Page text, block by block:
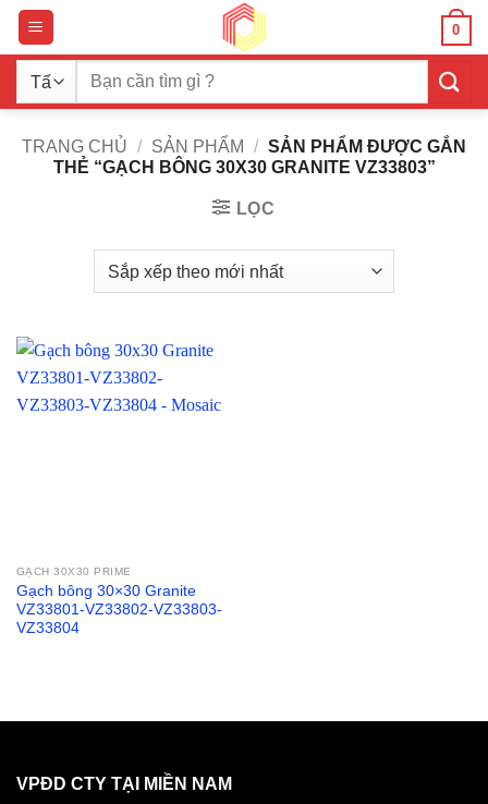
Bỏ
qua
nội
dung
0
Tìm
TRANG CHỦ / SẢN PHẨM / SẢN PHẨM ĐƯỢC GẮN
THẺ “GẠCH BÔNG 30X30 GRANITE VZ33803”
LỌC
GẠCH 30X30 PRIME
Gạch bông 30×30 Granite
VZ33801-VZ33802-VZ33803-
VZ33804
VPĐD CTY TẠI MIỀN NAM